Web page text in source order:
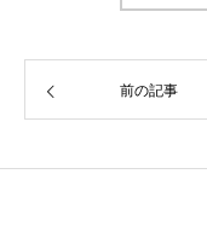
前の記事